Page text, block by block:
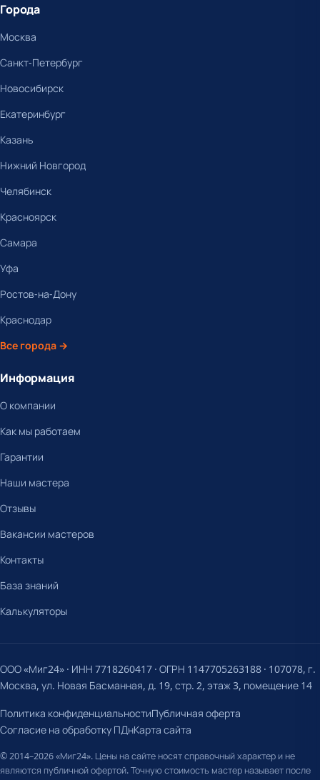
Города
Москва
Санкт-Петербург
Новосибирск
Екатеринбург
Казань
Нижний Новгород
Челябинск
Красноярск
Самара
Уфа
Ростов-на-Дону
Краснодар
Все города →
Информация
О компании
Как мы работаем
Гарантии
Наши мастера
Отзывы
Вакансии мастеров
Контакты
База знаний
Калькуляторы
ООО «Миг24» · ИНН 7718260417 · ОГРН 1147705263188 · 107078, г.
Москва, ул. Новая Басманная, д. 19, стр. 2, этаж 3, помещение 14
Политика конфиденциальностиПубличная оферта
Согласие на обработку ПДнКарта сайта
© 2014–2026 «Миг24». Цены на сайте носят справочный характер и не
являются публичной офертой. Точную стоимость мастер называет после